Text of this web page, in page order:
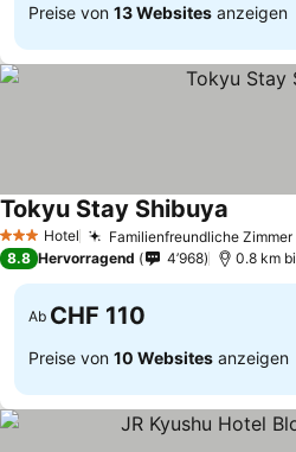
Preise von 13 Websites anzeigen
3 SterneHotel Familienfreundliche Zimmer
Tokyu Stay Shibuya
8.8 Hervorragend 4’968 0.8 km
Ab CHF 110
Preise von 10 Websites anzeigen